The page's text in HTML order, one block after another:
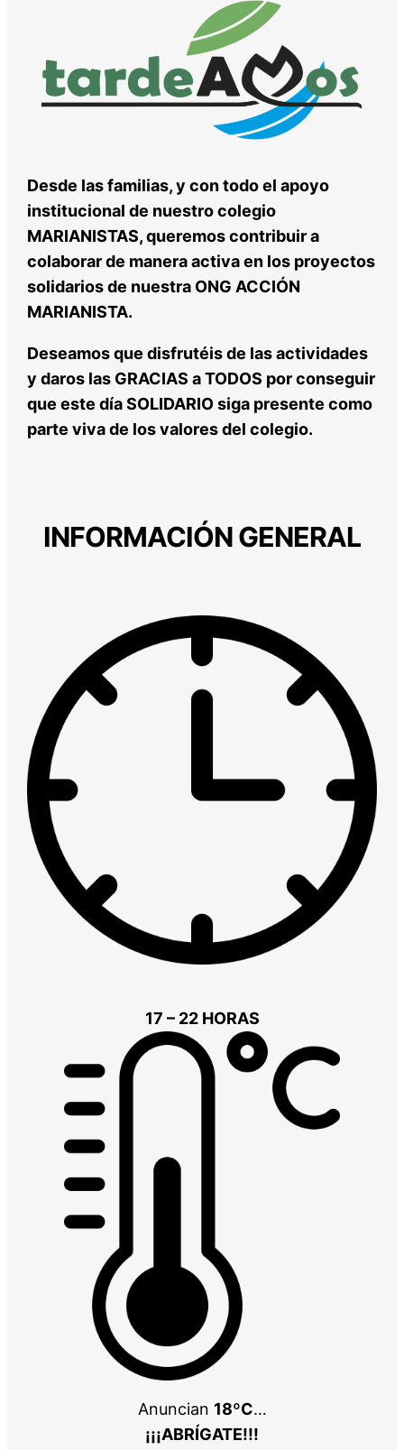
Desde las familias, y con todo el apoyo
institucional de nuestro colegio
MARIANISTAS, queremos contribuir a
colaborar de manera activa en los proyectos
solidarios de nuestra ONG ACCIÓN
MARIANISTA.
Deseamos que disfrutéis de las actividades
y daros las GRACIAS a TODOS por conseguir
que este día SOLIDARIO siga presente como
parte viva de los valores del colegio.
INFORMACIÓN GENERAL
17 – 22 HORAS
Anuncian 18ºC…
¡¡¡ABRÍGATE!!!